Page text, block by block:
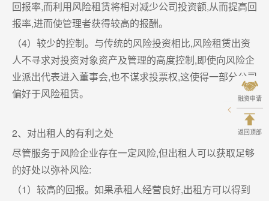
回报率,而利用风险租赁将相对减少公司投资额,从而提高回
报率,进而使管理者获得较高的报酬。
（4）较少的控制。与传统的风险投资相比,风险租赁出资
人不寻求对投资对象资产及管理的高度控制,即使向风险企
业派出代表进入董事会,也不谋求投票权,这使得一部分公司
偏好于风险租赁。
2、对出租人的有利之处
尽管服务于风险企业存在一定风险,但出租人可以获取足够
的好处以弥补风险:
（1）较高的回报。如果承租人经营良好,出租方可以得到
融资申请
返回顶部